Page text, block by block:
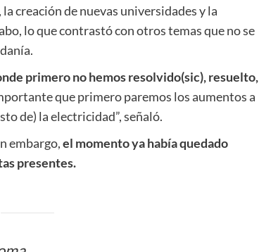
creación de nuevas universidades y la
lo que contrastó con otros temas que no se
primero no hemos resolvido(sic), resuelto,
que primero paremos los aumentos a
de) la electricidad”, señaló.
embargo,el momento ya había quedado
presentes.